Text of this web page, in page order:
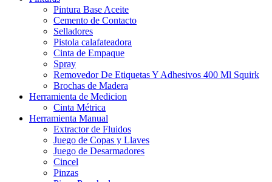
Pintura Base Aceite
Cemento de Contacto
Selladores
Pistola calafateadora
Cinta de Empaque
Spray
Removedor De Etiquetas Y Adhesivos 400 Ml Squirk
Brochas de Madera
Herramienta de Medicion
Cinta Métrica
Herramienta Manual
Extractor de Fluidos
Juego de Copas y Llaves
Juego de Desarmadores
Cincel
Pinzas